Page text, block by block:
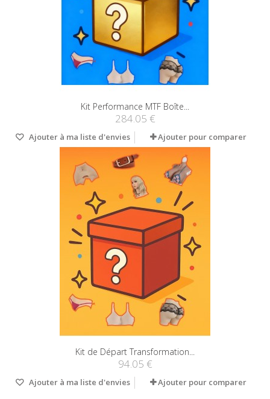
Kit Performance MTF Boîte...
284.05 €
Ajouter à ma liste d'envies Ajouter pour comparer
Kit de Départ Transformation...
94.05 €
Ajouter à ma liste d'envies Ajouter pour comparer